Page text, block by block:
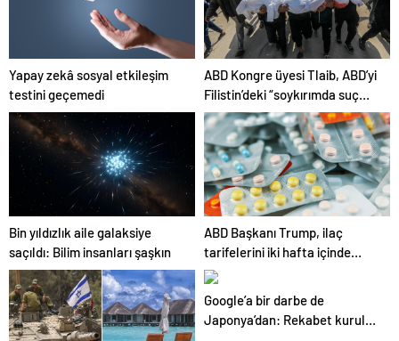
Yapay zekâ sosyal etkileşim
testini geçemedi
ABD Kongre üyesi Tlaib, ABD’yi
Filistin’deki “soykırımda suç
ortağı” olmakla itham etti
Bin yıldızlık aile galaksiye
saçıldı: Bilim insanları şaşkın
ABD Başkanı Trump, ilaç
tarifelerini iki hafta içinde
açıklayacağını söyledi
Google’a bir darbe de
Japonya’dan: Rekabet kurulu